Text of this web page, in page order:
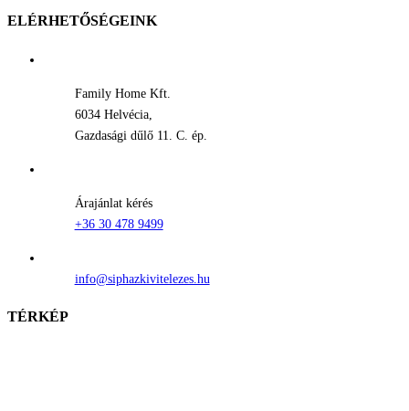
ELÉRHETŐSÉGEINK
Family Home Kft.
6034 Helvécia,
Gazdasági dűlő 11. C. ép.
Árajánlat kérés
+36 30 478 9499
info@siphazkivitelezes.hu
TÉRKÉP